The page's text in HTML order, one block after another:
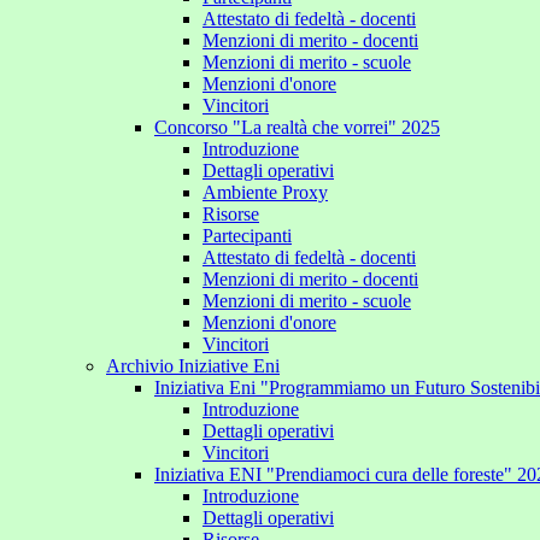
Attestato di fedeltà - docenti
Menzioni di merito - docenti
Menzioni di merito - scuole
Menzioni d'onore
Vincitori
Concorso "La realtà che vorrei" 2025
Introduzione
Dettagli operativi
Ambiente Proxy
Risorse
Partecipanti
Attestato di fedeltà - docenti
Menzioni di merito - docenti
Menzioni di merito - scuole
Menzioni d'onore
Vincitori
Archivio Iniziative Eni
Iniziativa Eni "Programmiamo un Futuro
Introduzione
Dettagli operativi
Vincitori
Iniziativa ENI "Prendiamoci cura delle foreste"
Introduzione
Dettagli operativi